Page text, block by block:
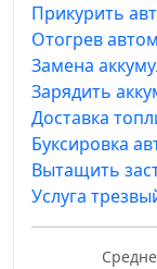
Прикурить
Отогрев
Замена
Зарядить
Доставка
Буксировка
Вытащить
Услуга